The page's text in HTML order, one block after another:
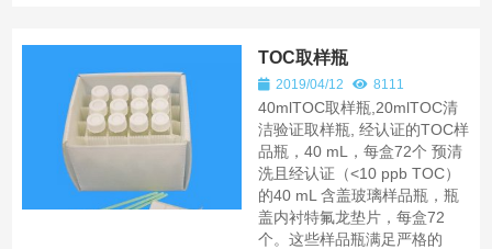
TOC取样瓶
2019/04/12 8111
40mlTOC取样瓶,20mlTOC清
洁验证取样瓶, 经认证的TOC样
品瓶，40 mL，每盒72个 预清
洗且经认证（<10 ppb TOC）
的40 mL 含盖玻璃样品瓶，瓶
盖内衬特氟龙垫片，每盒72
个。这些样品瓶满足严格的